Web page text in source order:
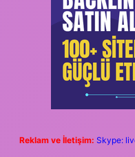
Reklam ve İletişim: Skype: